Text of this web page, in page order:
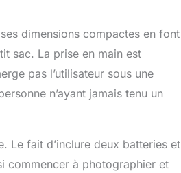
à voir dans des conditions
yeux, l'écran LCD
【Utilisations
photographie de voyage,
webcam, elle peut
l'emmener partout sans
envisagez un cadeau pour
】Cet appareils
animées, des vidéos au
dimensions compactes en font
sac. La prise en main est
pas l’utilisateur sous une
n’ayant jamais tenu un
Le fait d’inclure deux batteries et
commencer à photographier et